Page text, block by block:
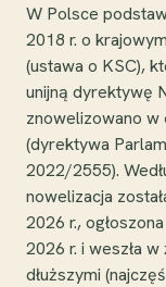
W Polsce
2018 r. o
(ustawa o KSC),
unijną dyrektywę
znowelizowano
(dyrektywa
2022/2555).
nowelizacja
2026 r.,
2026 r. i weszła
dłuższymi